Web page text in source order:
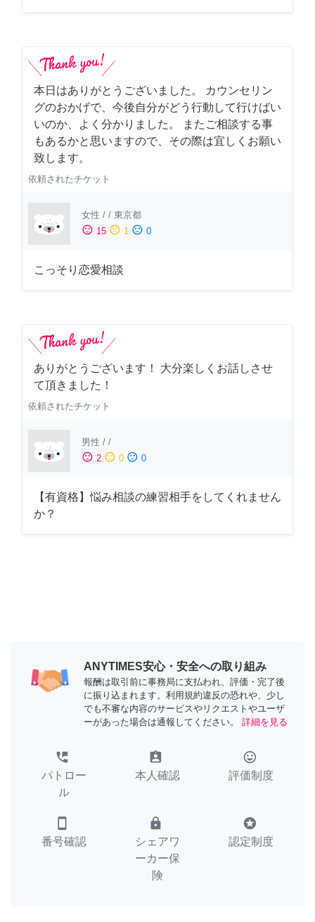
本日はありがとうございました。 カウンセリン
グのおかげで、今後自分がどう行動して行けばい
いのか、よく分かりました。 またご相談する事
もあるかと思いますので、その際は宜しくお願い
致します。
依頼されたチケット
女性 / / 東京都
sentiment_satisfied 15 sentiment_neutral 1 sentiment_dissatisfied 0
こっそり恋愛相談
ありがとうございます！ 大分楽しくお話しさせ
て頂きました！
依頼されたチケット
男性 / /
sentiment_satisfied 2 sentiment_neutral 0 sentiment_dissatisfied 0
【有資格】悩み相談の練習相手をしてくれません
か？
ANYTIMES安心・安全への取り組み
報酬は取引前に事務局に支払われ、評価・完了後
に振り込まれます。利用規約違反の恐れや、少し
でも不審な内容のサービスやリクエストやユーザ
ーがあった場合は通報してください。
詳細を見る
perm_phone_msg
パトロー
ル
assignment_ind
本人確認
tag_faces
評価制度
smartphone
番号確認
lock
シェアワ
ーカー保
険
stars
認定制度